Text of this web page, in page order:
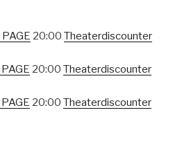
20:00 Theaterdiscounter
20:00 Theaterdiscounter
20:00 Theaterdiscounter